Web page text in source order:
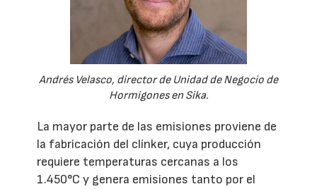
Andrés Velasco, director de Unidad de Negocio de
Hormigones en Sika.
La mayor parte de las emisiones proviene de
la fabricación del clínker, cuya producción
requiere temperaturas cercanas a los
1.450°C y genera emisiones tanto por el